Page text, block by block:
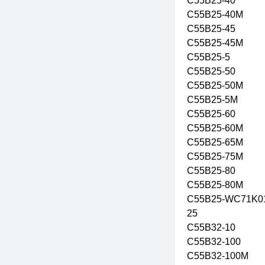
C55B25-40M
C55B25-45
C55B25-45M
C55B25-5
C55B25-50
C55B25-50M
C55B25-5M
C55B25-60
C55B25-60M
C55B25-65M
C55B25-75M
C55B25-80
C55B25-80M
C55B25-
25
C55B32-10
C55B32-100
C55B32-100M